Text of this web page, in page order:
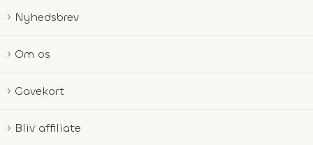
Nyhedsbrev
Om os
Gavekort
Bliv affiliate